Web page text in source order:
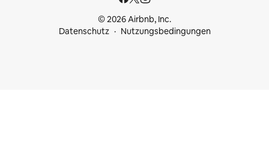
© 2026 Airbnb, Inc.
Datenschutz
Nutzungsbedingungen